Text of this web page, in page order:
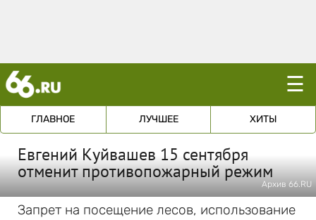
☰
ГЛАВНОЕ ЛУЧШЕЕ ХИТЫ
Евгений Куйвашев 15 сентября
отменит противопожарный режим
Архив 66.RU
Запрет на посещение лесов, использование